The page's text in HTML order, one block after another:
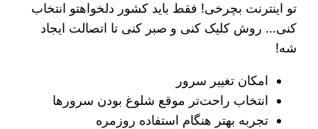
تو اینترنت بچرخی! فقط باید کشور دلخواهتو انتخاب
کنی… روش کلیک کنی و صبر کنی تا اتصالت ایجاد
شه!
امکان تغییر سرور
انتخاب راحت‌تر موقع شلوغ بودن سرورها
تجربه بهتر هنگام استفاده روزمره